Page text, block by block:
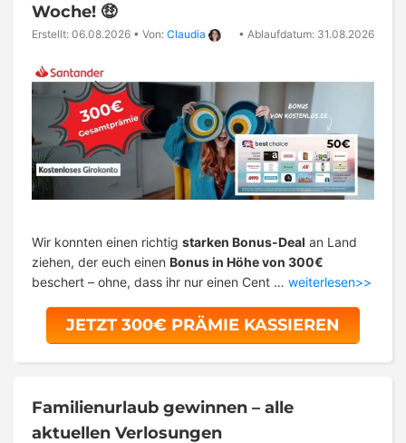
Woche! 🤑
Erstellt: 06.08.2026 • Von: Claudia • Ablaufdatum: 31.08.2026
Wir konnten einen richtig starken Bonus-Deal an Land
ziehen, der euch einen Bonus in Höhe von 300€
beschert – ohne, dass ihr nur einen Cent … weiterlesen>>
JETZT 300€ PRÄMIE KASSIEREN
Familienurlaub gewinnen – alle
aktuellen Verlosungen